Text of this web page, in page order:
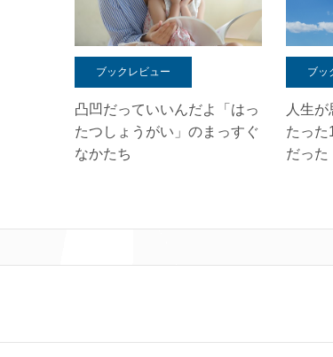
ブックレビュー
凸凹だっていいんだよ「はっ
たつしょうがい」のまっすぐ
なかたち
ブッ
人生
たった
だった